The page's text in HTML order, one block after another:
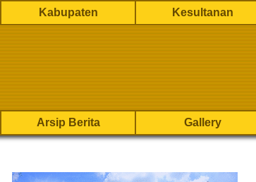
Kabupaten Kesultanan
Arsip Berita Gallery